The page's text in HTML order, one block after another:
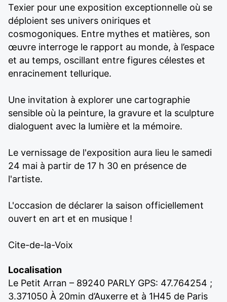
Texier pour une exposition exceptionnelle où se
déploient ses univers oniriques et
cosmogoniques. Entre mythes et matières, son
œuvre interroge le rapport au monde, à l’espace
et au temps, oscillant entre figures célestes et
enracinement tellurique.
Une invitation à explorer une cartographie
sensible où la peinture, la gravure et la sculpture
dialoguent avec la lumière et la mémoire.
Le vernissage de l'exposition aura lieu le samedi
24 mai à partir de 17 h 30 en présence de
l'artiste.
L'occasion de déclarer la saison officiellement
ouvert en art et en musique !
Cite-de-la-Voix
Localisation
Le Petit Arran – 89240 PARLY GPS: 47.764254 ;
3.371050 À 20min d’Auxerre et à 1H45 de Paris